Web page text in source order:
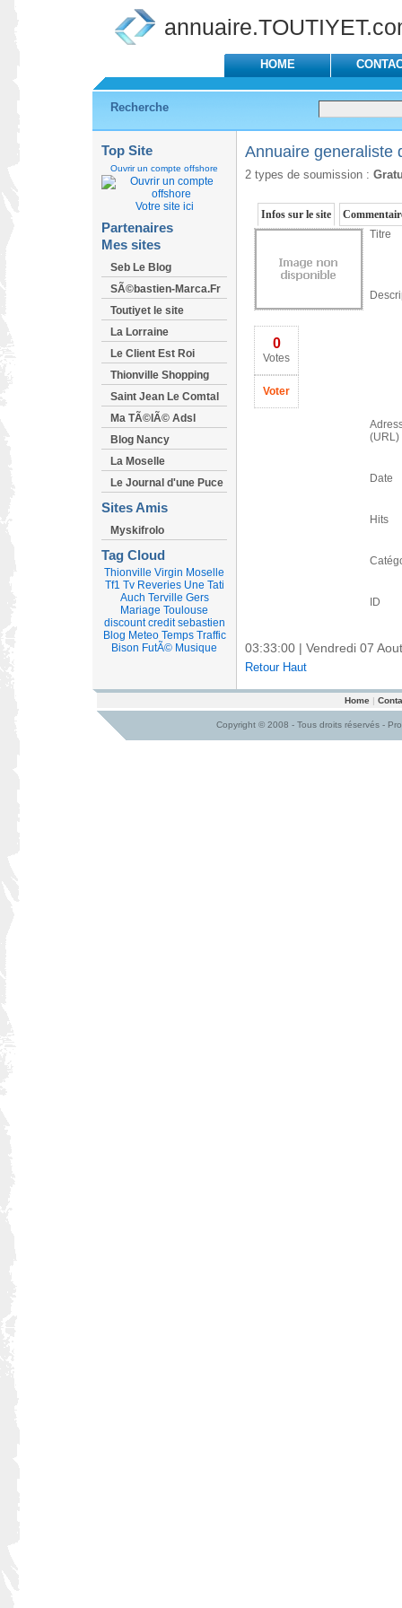
HOME
Recherche
Top Site
Ouvrir un compte offshore
Votre site ici
Partenaires
Mes sites
Seb Le Blog
SÃ©bastien-Marca.Fr
Toutiyet le site
La Lorraine
Le Client Est Roi
Thionville Shopping
Saint Jean Le Comtal
Ma TÃ©lÃ© Adsl
Blog Nancy
La Moselle
Le Journal d'une Puce
Sites Amis
Myskifrolo
Tag Cloud
Thionville Virgin Moselle
Tf1 Tv Reveries Une Tati
Auch Terville Gers
Mariage Toulouse
discount credit sebastien
Blog Meteo Temps Traffic
Bison FutÃ© Musique
Annuaire generaliste
2 types de soumission :
Infos sur le site
0
Votes
Voter
Titre
(URL)
Date
Hits
ID
03:33:01 | Vendredi 07
Retour Haut
Home|
Copyright © 2008 - Tous droits réservés -